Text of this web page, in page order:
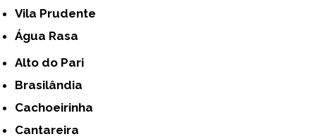
Vila Prudente
Água Rasa
Alto do Pari
Brasilândia
Cachoeirinha
Cantareira